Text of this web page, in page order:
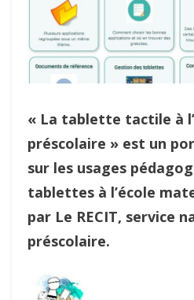
« La tablette tactile à
préscolaire » est un
sur les usages
tablettes à l’école
par Le RECIT, service
préscolaire.